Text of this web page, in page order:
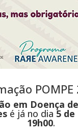
POMPE
em Doença
é já no dia 5
19h00.